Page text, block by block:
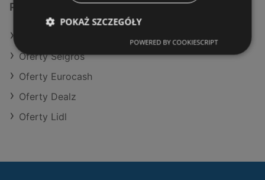
Podobne sklepy detaliczne
Oferty Selgros
Oferty Eurocash
Oferty Dealz
Oferty Lidl
POKAŻ SZCZEGÓŁY
POWERED BY COOKIESCRIPT